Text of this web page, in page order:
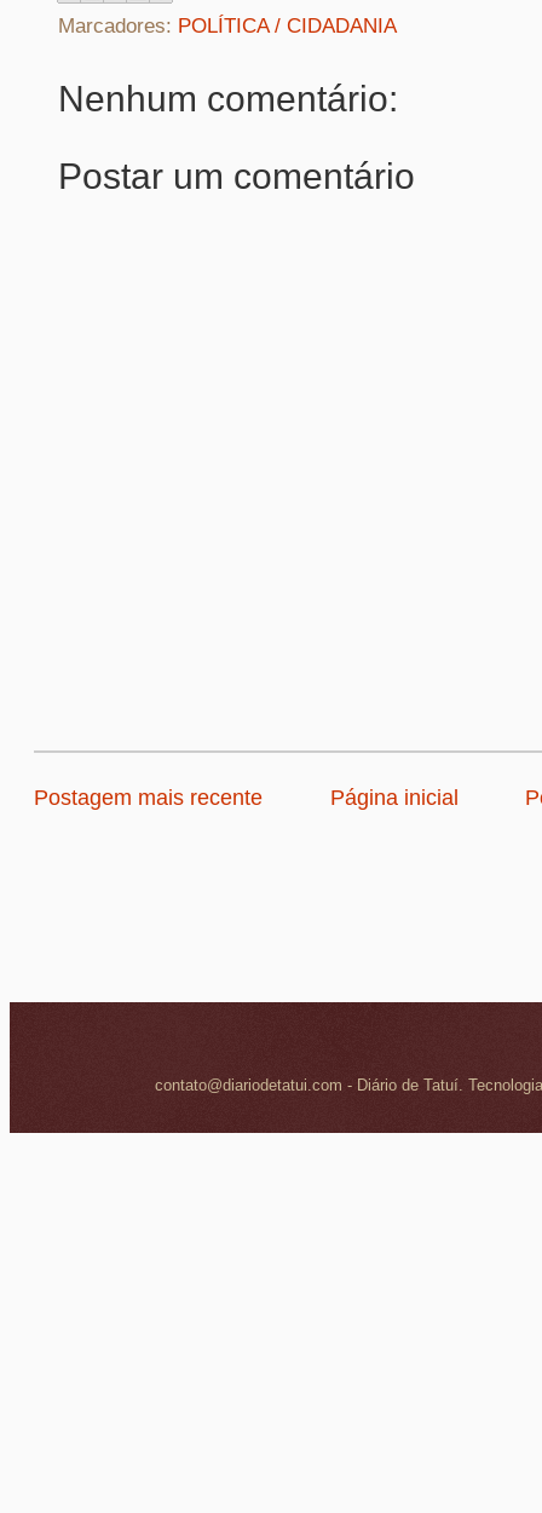
Marcadores: POLÍTICA / CIDADANIA
Nenhum comentário:
Postar um comentário
Postagem mais recente Página inicial
contato@diariodetatui.com - Diário de Tatuí.